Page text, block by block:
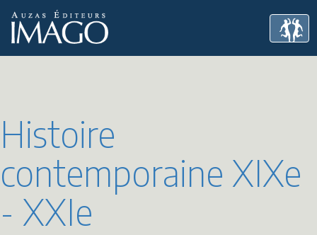
Histoire
contemporaine XIXe
- XXIe